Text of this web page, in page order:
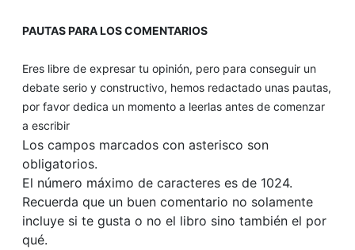
PAUTAS PARA LOS COMENTARIOS
Eres libre de expresar tu opinión, pero para conseguir un
debate serio y constructivo, hemos redactado unas pautas,
por favor dedica un momento a leerlas antes de comenzar
a escribir
Los campos marcados con asterisco son
obligatorios.
El número máximo de caracteres es de 1024.
Recuerda que un buen comentario no solamente
incluye si te gusta o no el libro sino también el por
qué.